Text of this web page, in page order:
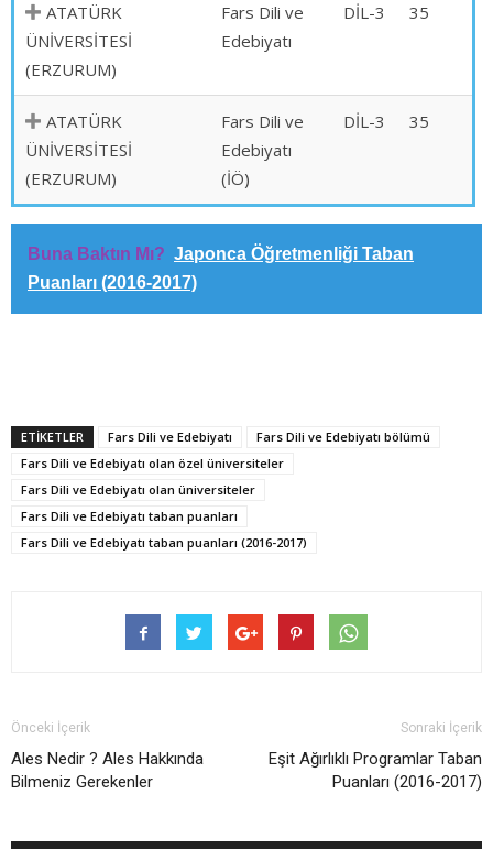
ATATÜRK
ÜNİVERSİTESİ
(ERZURUM)
Fars Dili ve
Edebiyatı
DİL-3 35
ATATÜRK
ÜNİVERSİTESİ
(ERZURUM)
Fars Dili ve
Edebiyatı
(İÖ)
DİL-3 35
Buna Baktın Mı? Japonca Öğretmenliği Taban
Puanları (2016-2017)
ETİKETLER Fars Dili ve Edebiyatı
Fars Dili ve Edebiyatı bölümü
Fars Dili ve Edebiyatı olan özel üniversiteler
Fars Dili ve Edebiyatı olan üniversiteler
Fars Dili ve Edebiyatı taban puanları
Fars Dili ve Edebiyatı taban puanları (2016-2017)
Önceki İçerik
Ales Nedir ? Ales Hakkında
Bilmeniz Gerekenler
Sonraki İçerik
Eşit Ağırlıklı Programlar Taban
Puanları (2016-2017)